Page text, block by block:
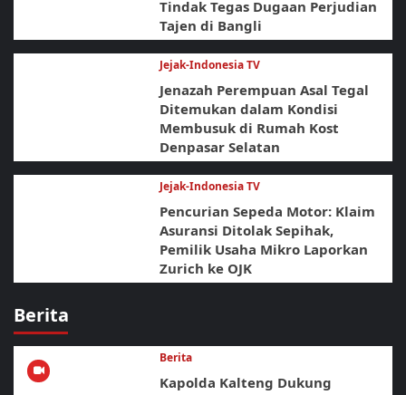
Tindak Tegas Dugaan Perjudian
Tajen di Bangli
Jejak-Indonesia TV
Jenazah Perempuan Asal Tegal
Ditemukan dalam Kondisi
Membusuk di Rumah Kost
Denpasar Selatan
Jejak-Indonesia TV
Pencurian Sepeda Motor: Klaim
Asuransi Ditolak Sepihak,
Pemilik Usaha Mikro Laporkan
Zurich ke OJK
Berita
Berita
Kapolda Kalteng Dukung